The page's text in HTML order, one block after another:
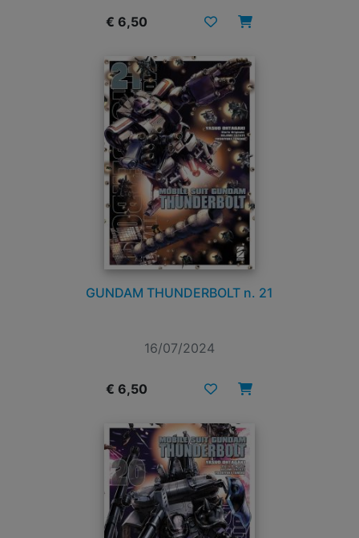
€ 6,50
GUNDAM THUNDERBOLT n. 21
16/07/2024
€ 6,50